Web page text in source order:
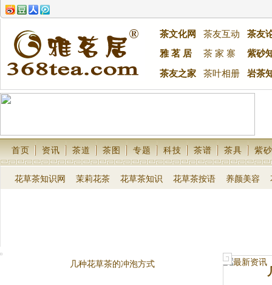
茶文化网 茶友互动
茶友
雅 茗 居
茶 家 寨 紫砂
茶友之家 茶叶相册 岩茶
首页 资讯 茶道 茶图 专题 科技 茶谱 茶具 紫砂
花草茶知识网 茉莉花茶 花草茶知识 花草茶按语 养颜美容
几种花草茶的冲泡方式